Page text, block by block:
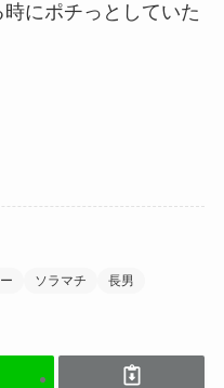
にポチっとしていた
ソラマチ
長男